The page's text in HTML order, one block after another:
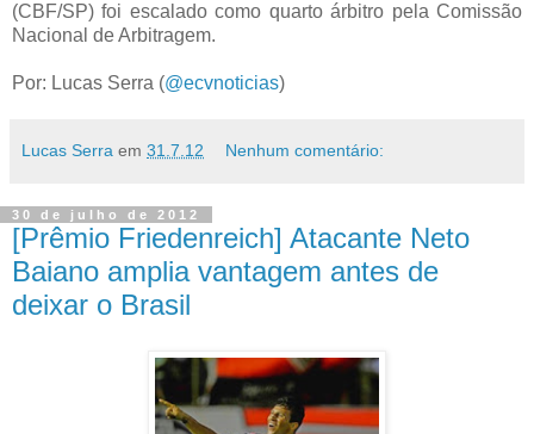
(CBF/SP) foi escalado como quarto árbitro pela Comissão
Nacional de Arbitragem.
Por: Lucas Serra (@ecvnoticias)
Lucas Serra em 31.7.12 Nenhum comentário:
30 de julho de 2012
[Prêmio Friedenreich] Atacante Neto
Baiano amplia vantagem antes de
deixar o Brasil